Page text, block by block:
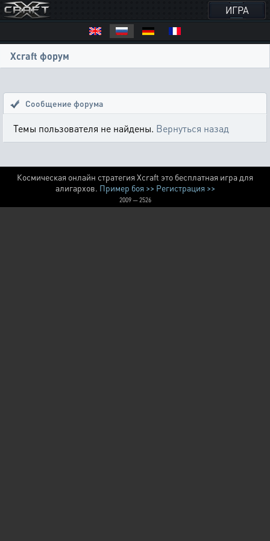
ИГРА
Xcraft форум
Сообщение форума
Темы пользователя не найдены. Вернуться назад
Космическая онлайн стратегия Xcraft это бесплатная игра для
алигархов. Пример боя >> Регистрация >>
2009 — 2526